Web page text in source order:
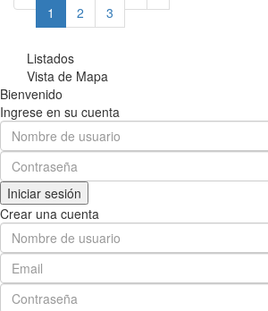
1 2 3
Listados
Vista de Mapa
Bienvenido
Ingrese en su cuenta
Iniciar sesión
Crear una cuenta